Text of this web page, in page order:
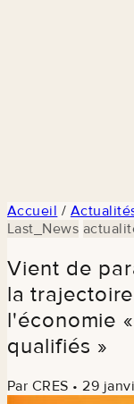
Accueil /
Last_News
Vient de
la
l'économie
qualifiés »
Par CRES • 29